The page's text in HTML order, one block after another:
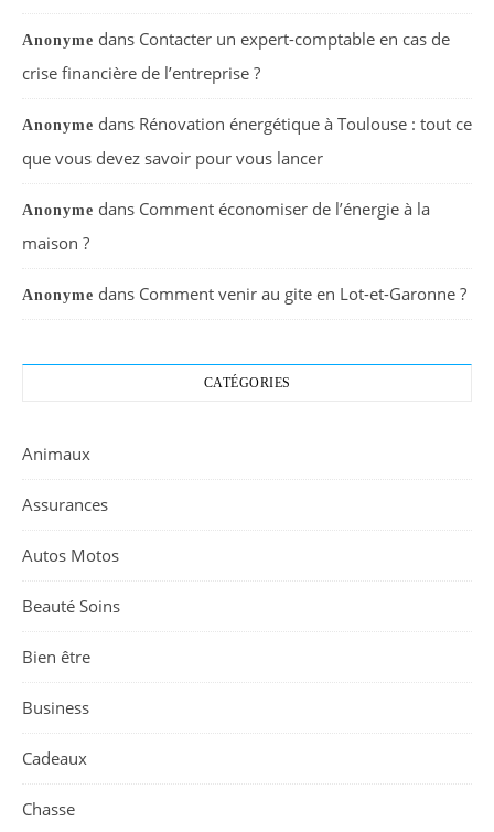
Anonyme dans Contacter un expert-comptable en cas de
crise financière de l’entreprise ?
Anonyme dans Rénovation énergétique à Toulouse : tout ce
que vous devez savoir pour vous lancer
Anonyme dans Comment économiser de l’énergie à la
maison ?
Anonyme dans Comment venir au gite en Lot-et-Garonne ?
CATÉGORIES
Animaux
Assurances
Autos Motos
Beauté Soins
Bien être
Business
Cadeaux
Chasse